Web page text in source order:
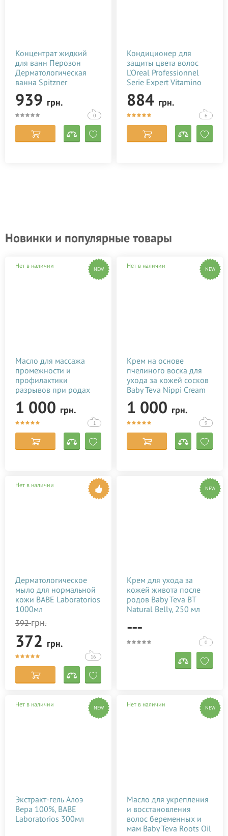
Концентрат жидкий
для ванн Перозон
Дерматологическая
ванна Spitzner
Arzneimittel 1 л
939 грн.
0
Кондиционер для
защиты цвета волос
L'Oreal Professionnel
Serie Expert Vitamino
Color A-OX Conditioner
1000 мл
884 грн.
6
Новинки и популярные товары
Нет в наличии NEW
Масло для массажа
промежности и
профилактики
разрывов при родах
Baby Teva Peri Oil 100
мл
1 000 грн.
1
Нет в наличии NEW
Крем на основе
пчелиного воска для
ухода за кожей сосков
Baby Teva Nippi Cream
50 мл
1 000 грн.
9
Нет в наличии
Дерматологическое
мыло для нормальной
кожи BABE Laboratorios
1000мл
392грн.
372 грн.
16
NEW
Крем для ухода за
кожей живота после
родов Baby Teva BT
Natural Belly, 250 мл
---
0
Нет в наличии NEW
Экстракт-гель Алоэ
Вера 100%, BABE
Laboratorios 300мл
Нет в наличии NEW
Масло для укрепления
и восстановления
волос беременных и
мам Baby Teva Roots Oil